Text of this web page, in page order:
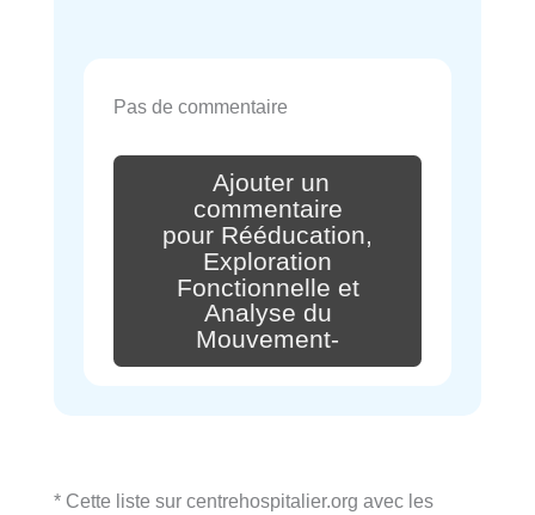
Pas de commentaire
Ajouter un
commentaire
pour Rééducation,
Exploration
Fonctionnelle et
Analyse du
Mouvement-
* Cette liste sur centrehospitalier.org avec les